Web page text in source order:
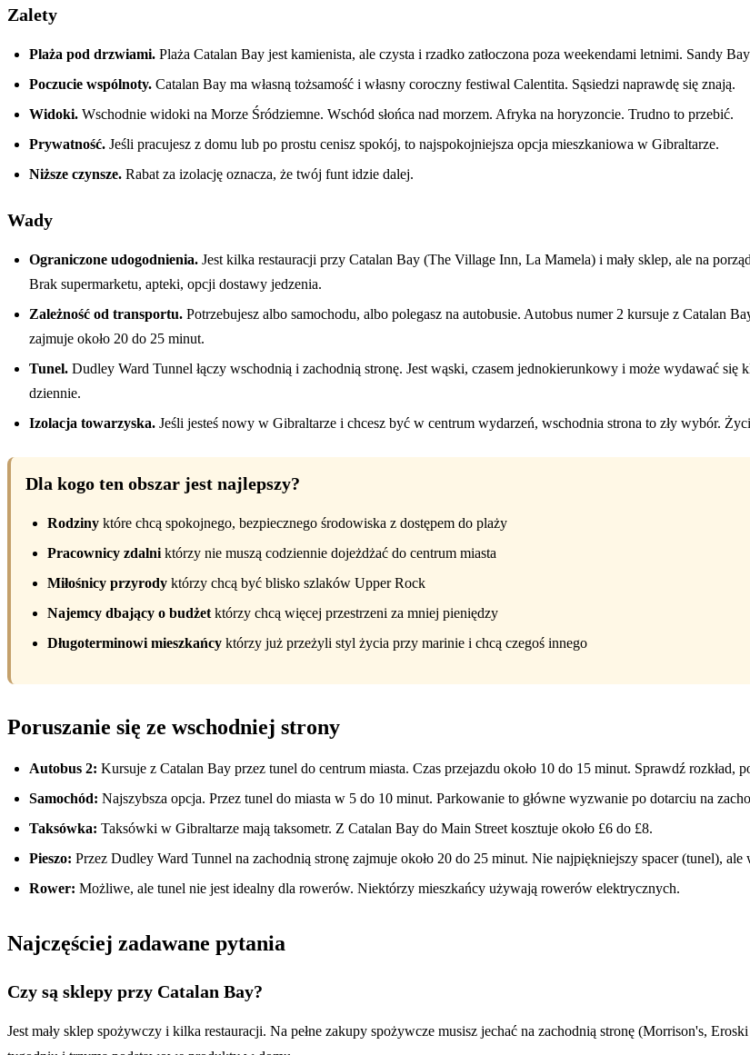
Zalety
Plaża pod drzwiami. Plaża Catalan Bay jest kamienista, ale czysta i rzadko zatłoczona poza weekendami letnimi. Sandy
Poczucie wspólnoty. Catalan Bay ma własną tożsamość i własny coroczny festiwal Calentita. Sąsiedzi naprawdę się znają.
Widoki. Wschodnie widoki na Morze Śródziemne. Wschód słońca nad morzem. Afryka na horyzoncie. Trudno to przebić.
Prywatność. Jeśli pracujesz z domu lub po prostu cenisz spokój, to najspokojniejsza opcja mieszkaniowa w Gibraltarze.
Niższe czynsze. Rabat za izolację oznacza, że twój funt idzie dalej.
Wady
Ograniczone udogodnienia. Jest kilka restauracji przy Catalan Bay (The Village Inn, La Mamela) i mały sklep, ale na
Brak supermarketu, apteki, opcji dostawy jedzenia.
Zależność od transportu. Potrzebujesz albo samochodu, albo polegasz na autobusie. Autobus numer 2 kursuje z Catalan
zajmuje około 20 do 25 minut.
Tunel. Dudley Ward Tunnel łączy wschodnią i zachodnią stronę. Jest wąski, czasem jednokierunkowy i może wydawać
dziennie.
Izolacja towarzyska. Jeśli jesteś nowy w Gibraltarze i chcesz być w centrum wydarzeń, wschodnia strona to zły wybór.
Dla kogo ten obszar jest najlepszy?
Rodziny które chcą spokojnego, bezpiecznego środowiska z dostępem do plaży
Pracownicy zdalni którzy nie muszą codziennie dojeżdżać do centrum miasta
Miłośnicy przyrody którzy chcą być blisko szlaków Upper Rock
Najemcy dbający o budżet którzy chcą więcej przestrzeni za mniej pieniędzy
Długoterminowi mieszkańcy którzy już przeżyli styl życia przy marinie i chcą czegoś innego
Poruszanie się ze wschodniej strony
Autobus 2: Kursuje z Catalan Bay przez tunel do centrum miasta. Czas przejazdu około 10 do 15 minut. Sprawdź rozkład,
Samochód: Najszybsza opcja. Przez tunel do miasta w 5 do 10 minut. Parkowanie to główne wyzwanie po dotarciu na
Taksówka: Taksówki w Gibraltarze mają taksometr. Z Catalan Bay do Main Street kosztuje około £6 do £8.
Pieszo: Przez Dudley Ward Tunnel na zachodnią stronę zajmuje około 20 do 25 minut. Nie najpiękniejszy spacer (tunel), ale
Rower: Możliwe, ale tunel nie jest idealny dla rowerów. Niektórzy mieszkańcy używają rowerów elektrycznych.
Najczęściej zadawane pytania
Czy są sklepy przy Catalan Bay?
Jest mały sklep spożywczy i kilka restauracji. Na pełne zakupy spożywcze musisz jechać na zachodnią stronę (Morrison's,